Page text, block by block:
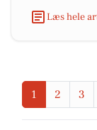
Læs hele
1 2 3